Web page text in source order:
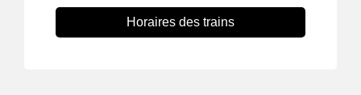
Horaires des trains